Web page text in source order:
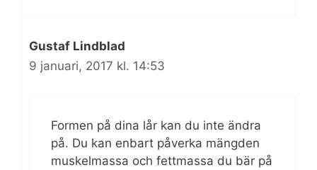
Gustaf Lindblad
9 januari, 2017 kl. 14:53
Formen på dina lår kan du inte ändra
på. Du kan enbart påverka mängden
muskelmassa och fettmassa du bär på